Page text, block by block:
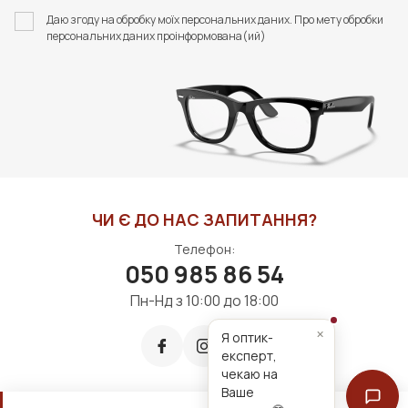
СЕРВЕТКОЮ FASHION
STYLE
(БЕЗ РОЗПИЛЮВАЧА)
ДО КОШИКА
Даю згоду на обробку моїх персональних даних. Про мету обробки
персональних даних проінформована(ий)
ЧИ Є ДО НАС ЗАПИТАННЯ?
Телефон:
050 985 86 54
Пн-Нд з 10:00 до 18:00
Я оптик-
експерт,
чекаю на
Ваше
×